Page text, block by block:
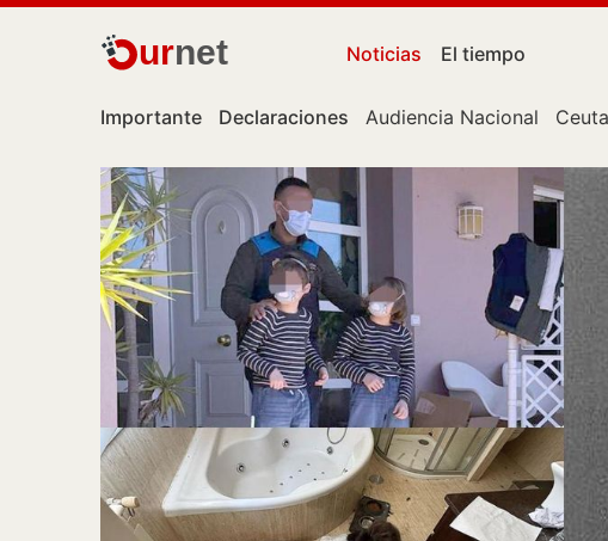
urnet Noticias El tiempo
Importante Declaraciones Audiencia Nacional Ceuta